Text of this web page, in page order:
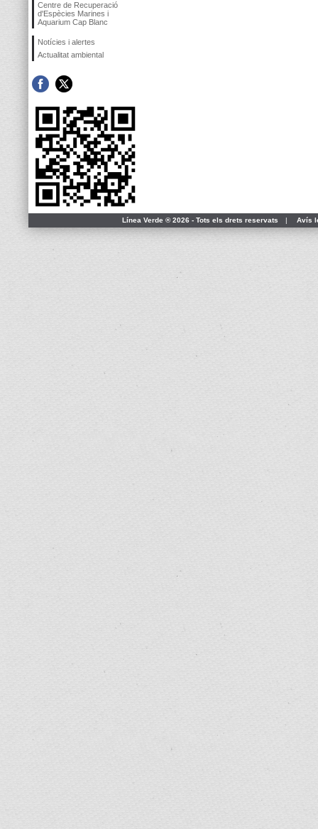
Centre de Recuperació
d'Espècies Marines i
Aquarium Cap Blanc
Notícies i alertes
Actualitat ambiental
Línea Verde ® 2026 - Tots els drets reservats | Avís